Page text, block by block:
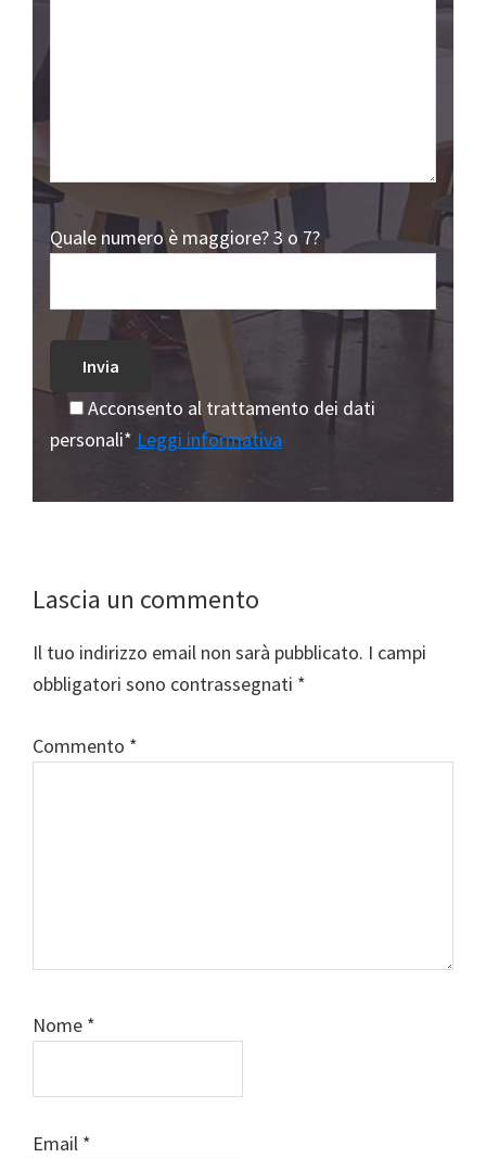
Quale numero è maggiore? 3 o 7?
Acconsento al trattamento dei dati
personali* Leggi informativa
Interazioni
del
lettore
Lascia un commento
Il tuo indirizzo email non sarà pubblicato. I campi
obbligatori sono contrassegnati *
Commento *
Nome *
Email *